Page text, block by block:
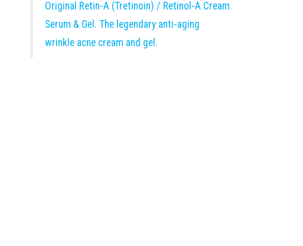
Original Retin-A (Tretinoin) / Retinol-A Cream
Serum & Gel. The legendary anti-aging
wrinkle acne cream and gel.